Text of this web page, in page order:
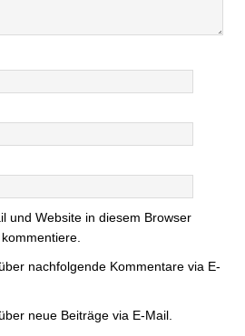
und Website in diesem Browser
nachfolgende Kommentare via E-
neue Beiträge via E-Mail.